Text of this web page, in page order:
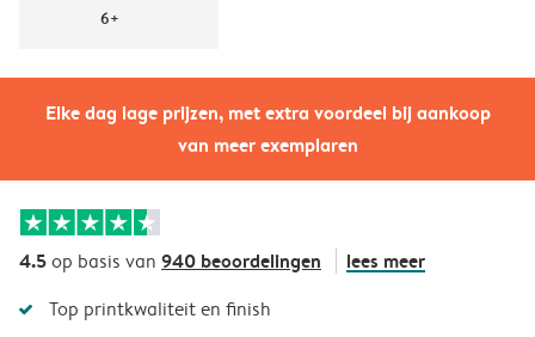
Elke dag lage prijzen, met extra voordeel bij aankoop
van meer exemplaren
6+
4.5op basis van 940 beoordelingen lees meer
Top printkwaliteit en finish